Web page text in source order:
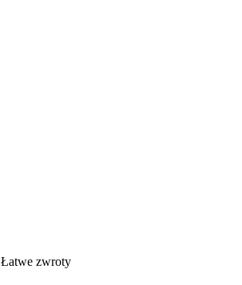
Łatwe zwroty